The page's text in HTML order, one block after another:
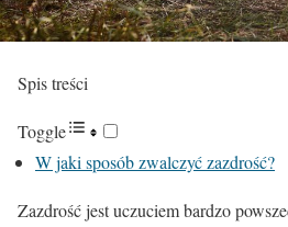
Spis treści
Toggle
W jaki sposób zwalczyć zazdrość?
Zazdrość jest uczuciem bardzo